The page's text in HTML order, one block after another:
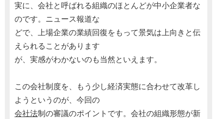
実に、会社と呼ばれる組織のほとんどが中小企業者な
のです。ニュース報道な
どで、上場企業の業績回復をもって景気は上向きと伝
えられることがあります
が、実感がわかないのも当然といえます。
この会社制度を、もう少し経済実態に合わせて改革し
ようというのが、今回の
会社法制の審議のポイントです。会社の組織形態が新